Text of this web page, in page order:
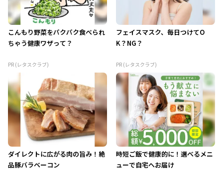
こんもり野菜をパクパク食べられ
ちゃう健康ワザって？
PR (レタスクラブ)
フェイスマスク、毎日つけてO
K？NG？
PR (レタスクラブ)
ダイレクトに広がる肉の旨み！絶
品豚バラベーコン
時短ご飯で健康的に！選べるメニ
ューで自宅へお届け